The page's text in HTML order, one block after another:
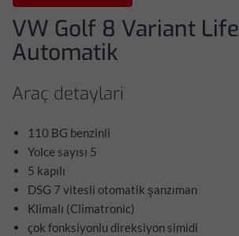
VW Golf 8 Variant Life
Automatik
Araç detaylari
110 BG benzinli
Yolce sayısı 5
5 kapılı
DSG 7 vitesli otomatik şanzıman
Klimalı (Climatronic)
çok fonksiyonlu direksiyon simidi